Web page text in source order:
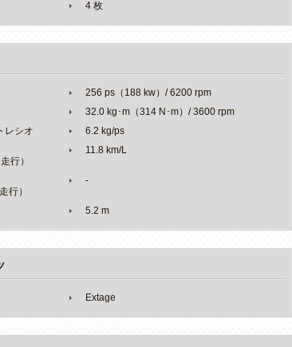
4 枚
256 ps（188 kw）/ 6200 rpm
32.0 kg･m（314 N･m）/ 3600 rpm
レシオ
6.2 kg/ps
行）
11.8 km/L
行）
-
5.2 m
Extage